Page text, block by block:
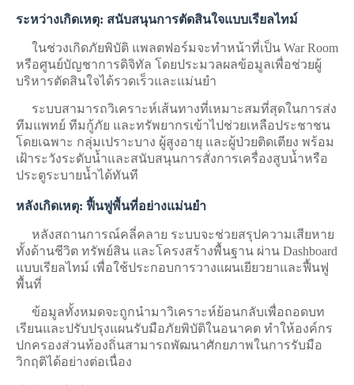
ระหว่างเกิดเหตุ: สนับสนุนการตัดสินใจแบบเรียลไทม์
ในช่วงเกิดภัยพิบัติ แพลตฟอร์มจะทำหน้าที่เป็น War Room
หรือศูนย์บัญชาการดิจิทัล โดยประมวลผลข้อมูลเพื่อช่วยผู้
บริหารตัดสินใจได้รวดเร็วและแม่นยำ
ระบบสามารถวิเคราะห์เส้นทางที่เหมาะสมที่สุดในการส่ง
ทีมแพทย์ ทีมกู้ภัย และทรัพยากรเข้าไปช่วยเหลือประชาชน
โดยเฉพาะ กลุ่มเปราะบาง ผู้สูงอายุ และผู้ป่วยติดเตียง พร้อม
เฝ้าระวังระดับน้ำและสนับสนุนการสั่งการเครื่องสูบน้ำหรือ
ประตูระบายน้ำได้ทันที
หลังเกิดเหตุ: ฟื้นฟูพื้นที่อย่างแม่นยำ
หลังสถานการณ์คลี่คลาย ระบบจะช่วยสรุปความเสียหาย
ทั้งด้านชีวิต ทรัพย์สิน และโครงสร้างพื้นฐาน ผ่าน Dashboard
แบบเรียลไทม์ เพื่อใช้ประกอบการวางแผนเยียวยาและฟื้นฟู
พื้นที่
ข้อมูลทั้งหมดจะถูกนำมาวิเคราะห์ย้อนกลับเพื่อถอดบท
เรียนและปรับปรุงแผนรับมือภัยพิบัติในอนาคต ทำให้องค์กร
ปกครองส่วนท้องถิ่นสามารถพัฒนาศักยภาพในการรับมือ
วิกฤติได้อย่างต่อเนื่อง